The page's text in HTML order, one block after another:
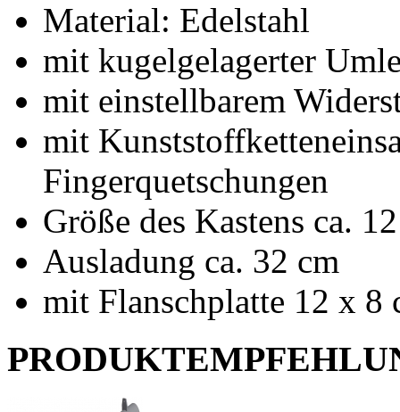
Material: Edelstahl
mit kugelgelagerter
mit einstellbarem
mit
Fingerquetschungen
Größe des Kastens ca.
Ausladung ca. 32 cm
mit Flanschplatte 12 x 8